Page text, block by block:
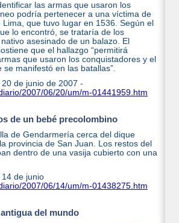
las armas que usaron los
podría pertenecer a una víctima de
Lima, que tuvo lugar en 1536. Según el
lo encontró, se trataría de los
asesinado de un balazo. El
que el hallazgo “permitirá
que usaron los conquistadores y el
manifestó en las batallas”.
20 de junio de 2007 -
2007/06/20/um/m-01441959.htm
de un bebé precolombino
de Gendarmería cerca del dique
provincia de San Juan. Los restos del
dentro de una vasija cubierto con una
de junio
2007/06/14/um/m-01438275.htm
del mundo